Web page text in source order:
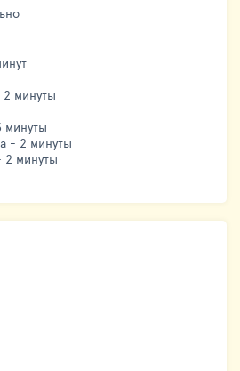
минуты
минуты
- 2 минуты
2 минуты